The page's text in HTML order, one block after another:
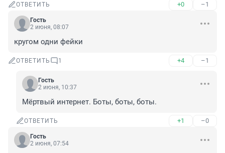
ОТВЕТИТЬ +0 –1
Гость
2 июня, 08:07
кругом одни фейки
ОТВЕТИТЬ 1 +4 –1
Гость
2 июня, 10:37
Мёртвый интернет. Боты, боты, боты.
ОТВЕТИТЬ +1 –0
Гость
2 июня, 07:54